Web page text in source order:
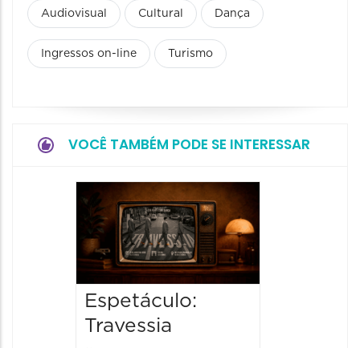
Audiovisual Cultural Dança
Ingressos on-line Turismo
VOCÊ TAMBÉM PODE SE INTERESSAR
Espetáculo:
Travessia